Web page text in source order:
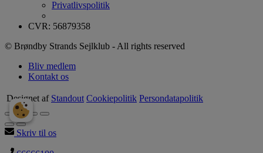
Privatlivspolitik
CVR: 56879358
© Brøndby Strands Sejlklub - All rights reserved
Bliv medlem
Kontakt os
Designet af Standout Cookiepolitik Persondatapolitik
Skriv til os